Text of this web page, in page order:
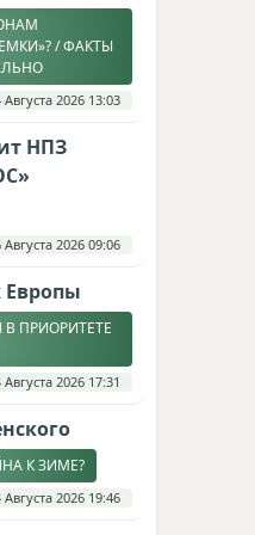
/ ФАКТЫ
Августа 2026 13:03
НПЗ
Августа 2026 09:06
Европы
ПРИОРИТЕТЕ
Августа 2026 17:31
К ЗИМЕ?
Августа 2026 19:46